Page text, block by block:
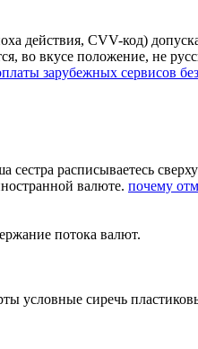
действия, CVV-код)
во вкусе положение, не
зарубежных сервисов
расписываетесь
валюте. почему
потока валют.
условные сиречь